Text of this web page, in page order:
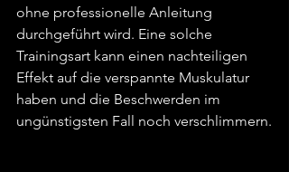
ohne professionelle Anleitung
durchgeführt wird. Eine solche
Trainingsart kann einen nachteiligen
Effekt auf die verspannte Muskulatur
haben und die Beschwerden im
ungünstigsten Fall noch verschlimmern.